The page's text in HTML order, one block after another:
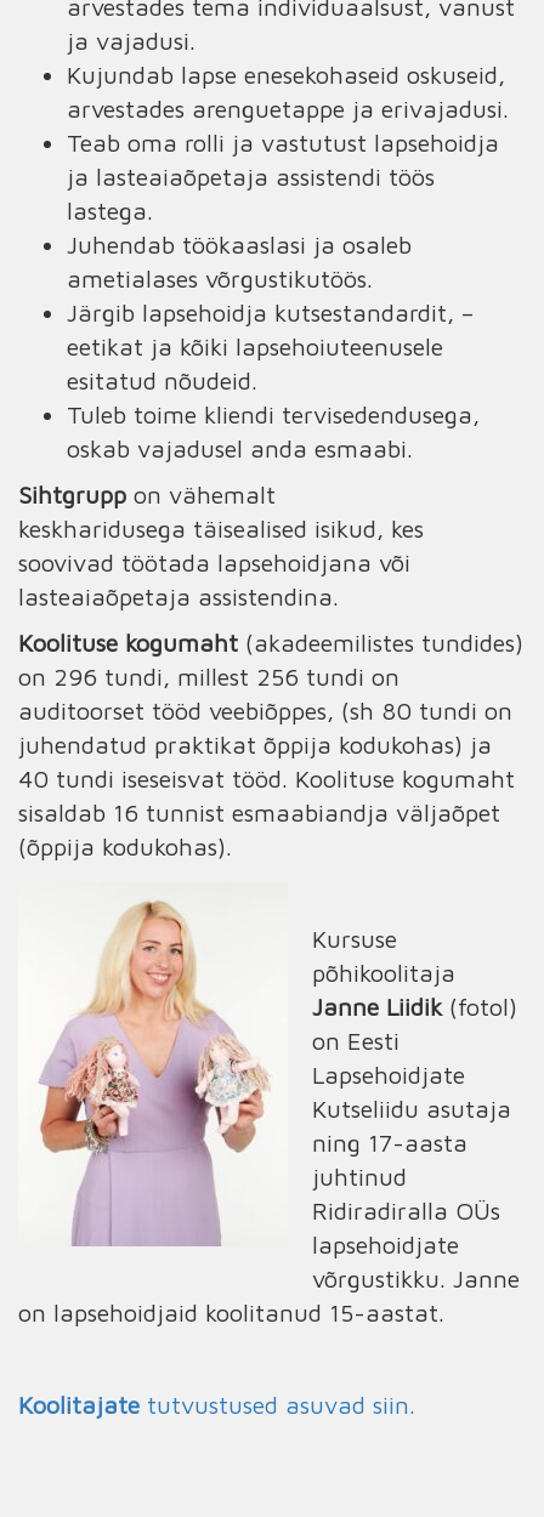
arvestades tema individuaalsust, vanust
ja vajadusi.
Kujundab lapse enesekohaseid oskuseid,
arvestades arenguetappe ja erivajadusi.
Teab oma rolli ja vastutust lapsehoidja
ja lasteaiaõpetaja assistendi töös
lastega.
Juhendab töökaaslasi ja osaleb
ametialases võrgustikutöös.
Järgib lapsehoidja kutsestandardit, –
eetikat ja kõiki lapsehoiuteenusele
esitatud nõudeid.
Tuleb toime kliendi tervisedendusega,
oskab vajadusel anda esmaabi.
Sihtgrupp on vähemalt
keskharidusega täisealised isikud, kes
soovivad töötada lapsehoidjana või
lasteaiaõpetaja assistendina.
Koolituse kogumaht (akadeemilistes tundides)
on 296 tundi, millest 256 tundi on
auditoorset tööd veebiõppes, (sh 80 tundi on
juhendatud praktikat õppija kodukohas) ja
40 tundi iseseisvat tööd. Koolituse kogumaht
sisaldab 16 tunnist esmaabiandja väljaõpet
(õppija kodukohas).
Kursuse
põhikoolitaja
Janne Liidik (fotol)
on Eesti
Lapsehoidjate
Kutseliidu asutaja
ning 17-aasta
juhtinud
Ridiradiralla OÜs
lapsehoidjate
võrgustikku. Janne
on lapsehoidjaid koolitanud 15-aastat.
Koolitajate tutvustused asuvad siin.